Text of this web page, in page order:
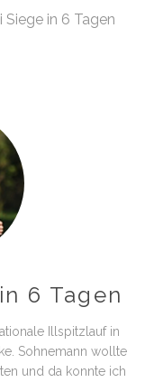
Siege in 6 Tagen
6 Tagen
Illspitzlauf in
Sohnemann wollte
und da konnte ich